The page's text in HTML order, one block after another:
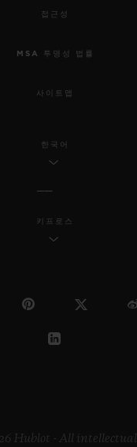
접근성
MSA 투명성 법률
사이트맵
한국어
키프로스
Hublot - All intellectual